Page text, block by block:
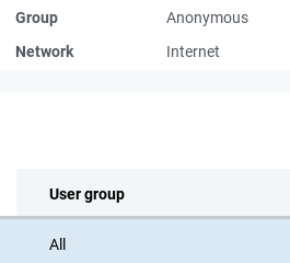
Group
Anonymous
Network
Internet
User group
All